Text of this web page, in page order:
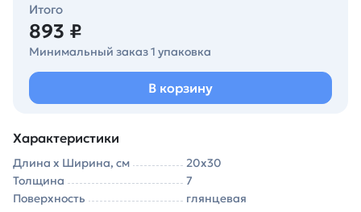
Итого
893 ₽
Минимальный заказ 1 упаковка
В корзину
Характеристики
Длина х Ширина, см
20х30
Толщина
7
Поверхность
глянцевая